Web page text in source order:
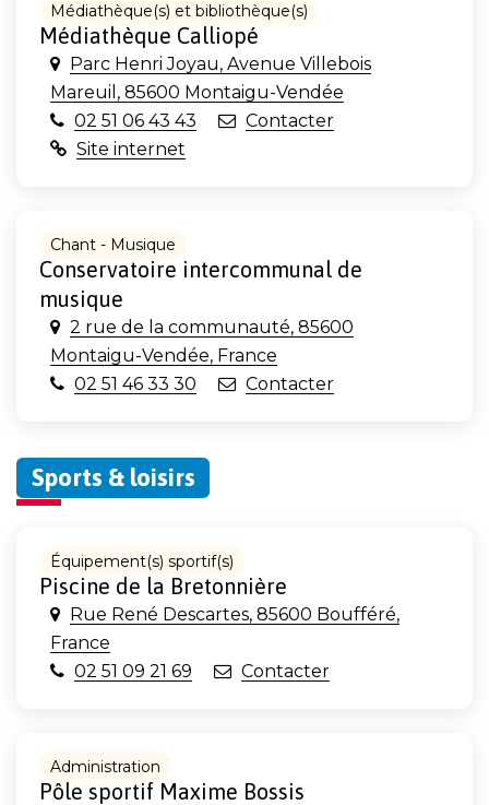
Médiathèque(s) et bibliothèque(s)
Médiathèque Calliopé
Parc Henri Joyau, Avenue Villebois
Mareuil, 85600 Montaigu-Vendée
02 51 06 43 43
Contacter
Site internet
Chant - Musique
Conservatoire intercommunal de
musique
2 rue de la communauté, 85600
Montaigu-Vendée, France
02 51 46 33 30
Contacter
Sports & loisirs
Équipement(s) sportif(s)
Piscine de la Bretonnière
Rue René Descartes, 85600 Boufféré,
France
02 51 09 21 69
Contacter
Administration
Pôle sportif Maxime Bossis